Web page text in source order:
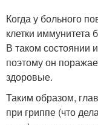
Когда у больного
клетки иммунитета
В таком состоянии
поэтому он
здоровые.
Таким образом,
при гриппе (что